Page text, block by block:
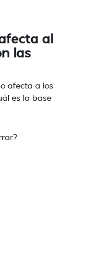
al
las
afecta a los
es la base